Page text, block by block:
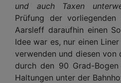
und auch Taxen
Prüfung der vorliegenden
Aarsleff daraufhin einen
Idee war es, nur einen
verwenden und diesen von
durch den 90 Grad-
Haltungen unter der